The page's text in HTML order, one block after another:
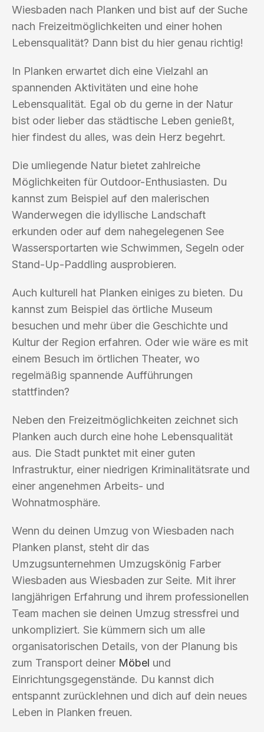
Wiesbaden nach Planken und bist auf der Suche
nach Freizeitmöglichkeiten und einer hohen
Lebensqualität? Dann bist du hier genau richtig!
In Planken erwartet dich eine Vielzahl an
spannenden Aktivitäten und eine hohe
Lebensqualität. Egal ob du gerne in der Natur
bist oder lieber das städtische Leben genießt,
hier findest du alles, was dein Herz begehrt.
Die umliegende Natur bietet zahlreiche
Möglichkeiten für Outdoor-Enthusiasten. Du
kannst zum Beispiel auf den malerischen
Wanderwegen die idyllische Landschaft
erkunden oder auf dem nahegelegenen See
Wassersportarten wie Schwimmen, Segeln oder
Stand-Up-Paddling ausprobieren.
Auch kulturell hat Planken einiges zu bieten. Du
kannst zum Beispiel das örtliche Museum
besuchen und mehr über die Geschichte und
Kultur der Region erfahren. Oder wie wäre es mit
einem Besuch im örtlichen Theater, wo
regelmäßig spannende Aufführungen
stattfinden?
Neben den Freizeitmöglichkeiten zeichnet sich
Planken auch durch eine hohe Lebensqualität
aus. Die Stadt punktet mit einer guten
Infrastruktur, einer niedrigen Kriminalitätsrate und
einer angenehmen Arbeits- und
Wohnatmosphäre.
Wenn du deinen Umzug von Wiesbaden nach
Planken planst, steht dir das
Umzugsunternehmen Umzugskönig Farber
Wiesbaden aus Wiesbaden zur Seite. Mit ihrer
langjährigen Erfahrung und ihrem professionellen
Team machen sie deinen Umzug stressfrei und
unkompliziert. Sie kümmern sich um alle
organisatorischen Details, von der Planung bis
zum Transport deiner Möbel und
Einrichtungsgegenstände. Du kannst dich
entspannt zurücklehnen und dich auf dein neues
Leben in Planken freuen.